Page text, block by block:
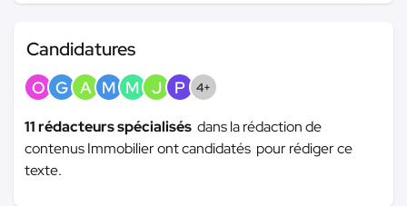
Candidatures
O G A M M J P 4+
11 rédacteurs spécialisés dans la rédaction de
contenus Immobilier ont candidatés pour rédiger ce
texte.